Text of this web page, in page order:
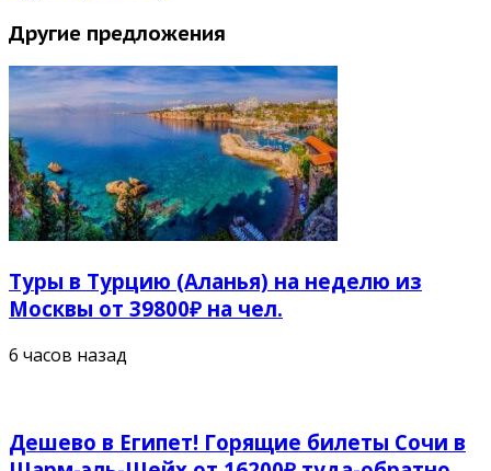
Другие предложения
Туры в Турцию (Аланья) на неделю из
Москвы от 39800₽ на чел.
6 часов назад
Дешево в Египет! Горящие билеты Сочи в